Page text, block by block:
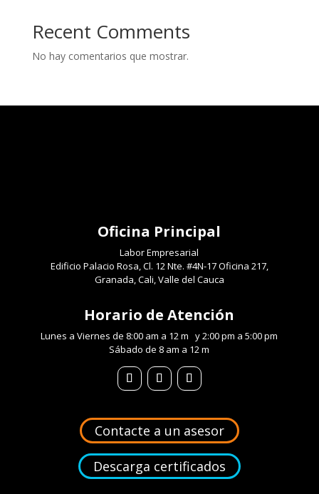
Recent Comments
No hay comentarios que mostrar.
Oficina Principal
Labor Empresarial
Edificio Palacio Rosa, Cl. 12 Nte. #4N-17 Oficina 217,
Granada, Cali, Valle del Cauca
Horario de Atención
Lunes a Viernes de 8:00 am a 12 m y 2:00 pm a 5:00 pm
Sábado de 8 am a 12 m
Contacte a un asesor
Descarga certificados